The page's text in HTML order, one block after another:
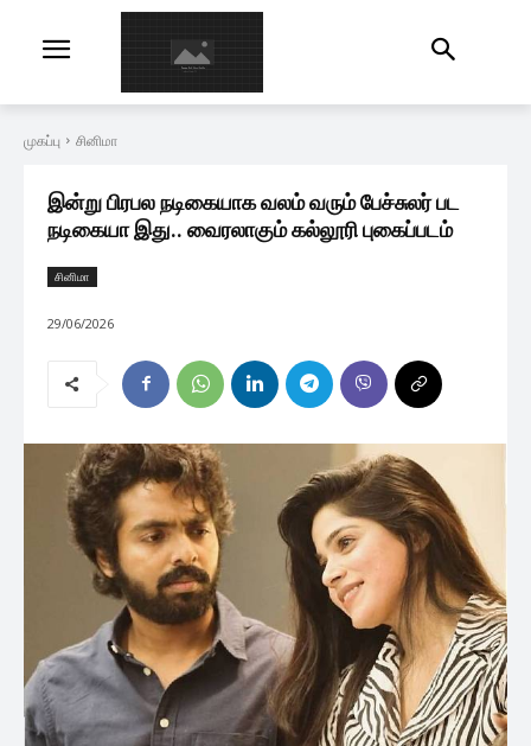
முகப்பு சினிமா
இன்று பிரபல நடிகையாக வலம் வரும் பேச்சுலர் பட
நடிகையா இது.. வைரலாகும் கல்லூரி புகைப்படம்
சினிமா
29/06/2026